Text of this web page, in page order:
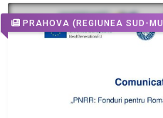
PRAHOVA (REGIUNEA SUD-